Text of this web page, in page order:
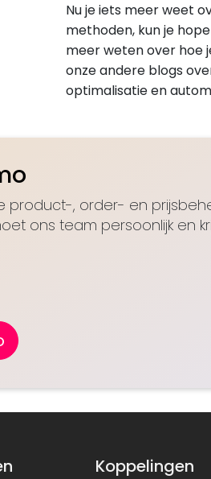
Nu je iets meer weet
methoden, kun je
meer weten over hoe
onze andere blogs
optimalisatie en
product-, order- en
ons team persoonlijk en
Koppelingen